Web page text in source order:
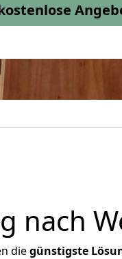
nach
diegünstigste